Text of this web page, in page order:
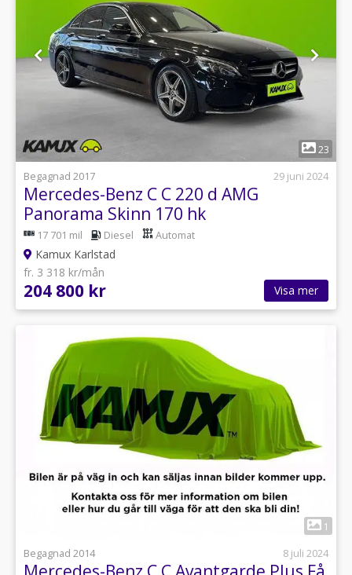
23
Begagnad 2017
29 juni 2024
Mercedes-Benz C C 220 d AMG
Panorama Skinn 170 hk
17 701 mil Diesel Automat
Kamux Karlstad
fr. 3 318 kr/mån
204 800 kr Visa mer
1
Begagnad 2014
8 juli 2024